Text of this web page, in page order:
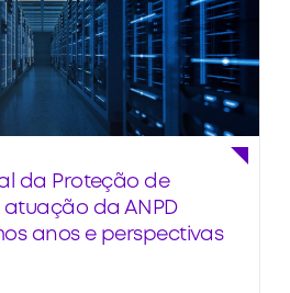
da Proteção de
atuação da ANPD
anos e perspectivas